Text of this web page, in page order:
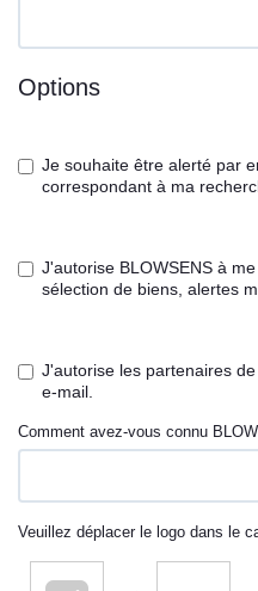
Options
Je souhaite être alerté par
correspondant à ma
J'autorise BLOWSENS à
sélection de biens, alertes
J'autorise les partenaires
e-mail.
Comment avez-vous connu
Veuillez déplacer le logo dans le